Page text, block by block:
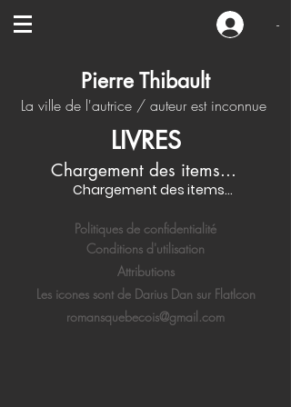
-
Pierre Thibault
La ville de l'autrice / auteur est inconnue
LIVRES
Chargement des items...
Chargement des items...
Politiques de confidentialité
Conditions d'utilisation
Attributions
Les icones sont de Darius Dan sur FlatIcon
romansquebecois@gmail.com